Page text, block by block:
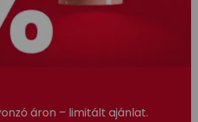
áron – limitált ajánlat.